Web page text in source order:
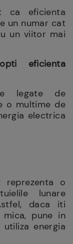
ca eficienta
un numar cat
un viitor mai
eficienta
legate de
o multime de
electrica
reprezenta o
lunare
daca iti
mica, pune in
energia